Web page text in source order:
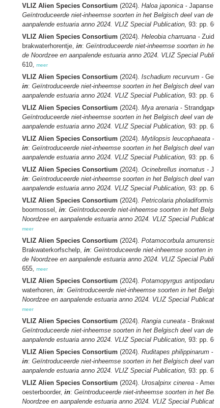
VLIZ Alien Species Consortium (2024). Haloa japonica - Japanse
Geïntroduceerde niet-inheemse soorten in het Belgisch deel van de
aanpalende estuaria anno 2024. VLIZ Special Publication, 93: pp.
VLIZ Alien Species Consortium (2024). Heleobia charruana - Zuid-
brakwaterhorentje, in: Geïntroduceerde niet-inheemse soorten in het
de Noordzee en aanpalende estuaria anno 2024. VLIZ Special
610, meer
VLIZ Alien Species Consortium (2024). Ischadium recurvum -
in: Geïntroduceerde niet-inheemse soorten in het Belgisch deel van
aanpalende estuaria anno 2024. VLIZ Special Publication, 93: pp.
VLIZ Alien Species Consortium (2024). Mya arenaria -
Geïntroduceerde niet-inheemse soorten in het Belgisch deel van de
aanpalende estuaria anno 2024. VLIZ Special Publication, 93: pp.
VLIZ Alien Species Consortium (2024). Mytilopsis leucophaeata -
in: Geïntroduceerde niet-inheemse soorten in het Belgisch deel van
aanpalende estuaria anno 2024. VLIZ Special Publication, 93: pp.
VLIZ Alien Species Consortium (2024). Ocinebrellus inornatus -
in: Geïntroduceerde niet-inheemse soorten in het Belgisch deel van
aanpalende estuaria anno 2024. VLIZ Special Publication, 93: pp.
VLIZ Alien Species Consortium (2024). Petricolaria pholadiformis
boormossel, in: Geïntroduceerde niet-inheemse soorten in het
Noordzee en aanpalende estuaria anno 2024. VLIZ Special
meer
VLIZ Alien Species Consortium (2024). Potamocorbula amurensis
Brakwaterkorfschelp, in: Geïntroduceerde niet-inheemse soorten in
de Noordzee en aanpalende estuaria anno 2024. VLIZ Special
655, meer
VLIZ Alien Species Consortium (2024). Potamopyrgus
waterhoren, in: Geïntroduceerde niet-inheemse soorten in het
Noordzee en aanpalende estuaria anno 2024. VLIZ Special
meer
VLIZ Alien Species Consortium (2024). Rangia cuneata -
Geïntroduceerde niet-inheemse soorten in het Belgisch deel van de
aanpalende estuaria anno 2024. VLIZ Special Publication, 93: pp.
VLIZ Alien Species Consortium (2024). Ruditapes philippinarum -
in: Geïntroduceerde niet-inheemse soorten in het Belgisch deel van
aanpalende estuaria anno 2024. VLIZ Special Publication, 93: pp.
VLIZ Alien Species Consortium (2024). Urosalpinx cinerea -
oesterboorder, in: Geïntroduceerde niet-inheemse soorten in het
Noordzee en aanpalende estuaria anno 2024. VLIZ Special